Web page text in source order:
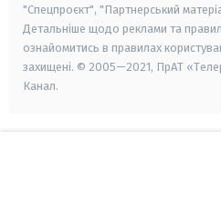
"Спецпроєкт", "Партнерський
Детальніше щодо реклами та
ознайомитись в правилах
захищені. © 2005—2021, ПрАТ
Канал.